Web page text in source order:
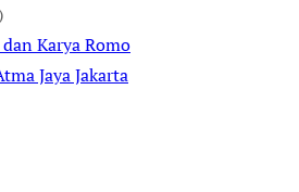
Karya Romo
Jaya Jakarta